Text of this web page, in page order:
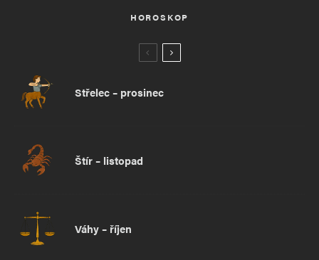
HOROSKOP
Střelec – prosinec
Štír – listopad
Váhy – říjen